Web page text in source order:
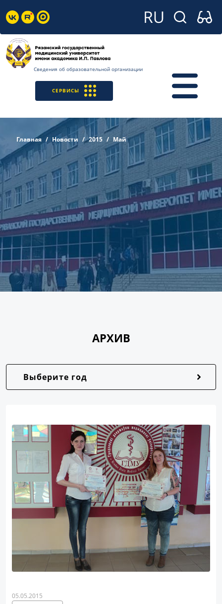
Сведения об образовательной организации
СЕРВИСЫ
Главная Новости 2015 Май
АРХИВ
Выберите год
05.05.2015